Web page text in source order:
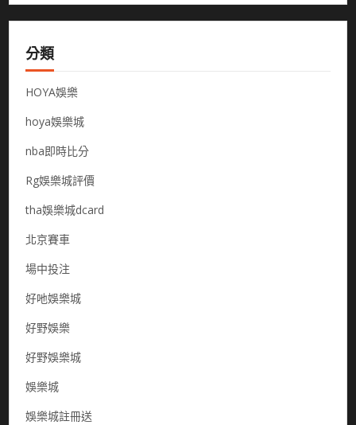
分類
HOYA娛樂
hoya娛樂城
nba即時比分
Rg娛樂城評價
tha娛樂城dcard
北京賽車
場中投注
好吔娛樂城
好野娛樂
好野娛樂城
娛樂城
娛樂城註冊送